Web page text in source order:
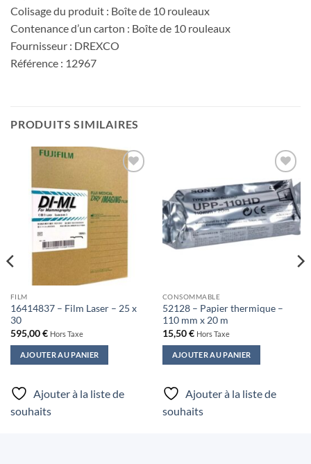
Colisage du produit : Boîte de 10 rouleaux
Contenance d’un carton : Boîte de 10 rouleaux
Fournisseur : DREXCO
Référence : 12967
PRODUITS SIMILAIRES
de
FILM
16414837 – Film Laser – 25 x
30
595,00€ Hors Taxe
AJOUTER AU PANIER
Ajouter à la liste de
souhaits
Ajouter
à la liste
de
souhaits
CONSOMMABLE
52128 – Papier thermique –
110 mm x 20 m
15,50€ Hors Taxe
AJOUTER AU PANIER
Ajouter à la liste de
souhaits